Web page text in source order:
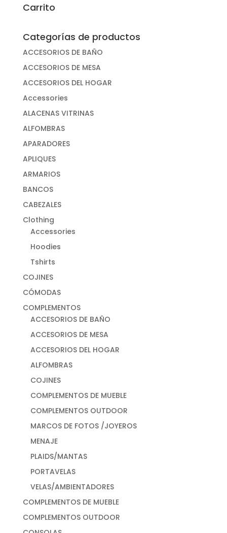
Carrito
Categorías de productos
ACCESORIOS DE BAÑO
ACCESORIOS DE MESA
ACCESORIOS DEL HOGAR
Accessories
ALACENAS VITRINAS
ALFOMBRAS
APARADORES
APLIQUES
ARMARIOS
BANCOS
CABEZALES
Clothing
Accessories
Hoodies
Tshirts
COJINES
CÓMODAS
COMPLEMENTOS
ACCESORIOS DE BAÑO
ACCESORIOS DE MESA
ACCESORIOS DEL HOGAR
ALFOMBRAS
COJINES
COMPLEMENTOS DE MUEBLE
COMPLEMENTOS OUTDOOR
MARCOS DE FOTOS /JOYEROS
MENAJE
PLAIDS/MANTAS
PORTAVELAS
VELAS/AMBIENTADORES
COMPLEMENTOS DE MUEBLE
COMPLEMENTOS OUTDOOR